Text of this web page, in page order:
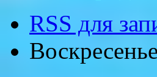
RSS для